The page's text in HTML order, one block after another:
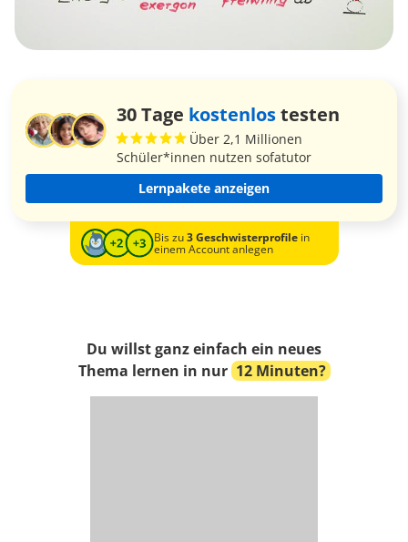
30 Tage kostenlostesten
Über 2,1 Millionen
Schüler*innen nutzen sofatutor
Lernpakete anzeigen
Bis zu3 Geschwisterprofilein
einem Account anlegen
Du willst ganz einfach ein neues
Thema lernen in nur 12 Minuten?